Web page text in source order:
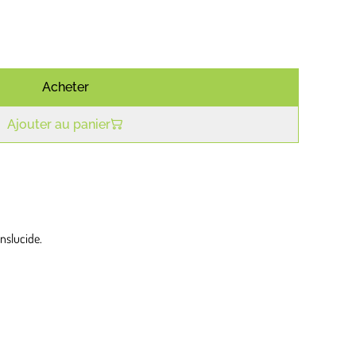
Acheter
Ajouter au panier